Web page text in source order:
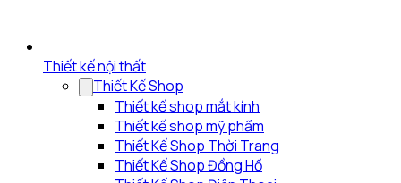
Thiết kế nội thất
Thiết Kế Shop
Thiết kế shop mắt kính
Thiết kế shop mỹ phẩm
Thiết Kế Shop Thời Trang
Thiết Kế Shop Đồng Hồ